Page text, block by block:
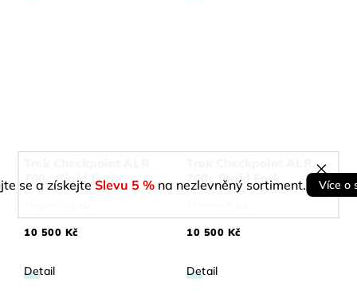
se a získejte Slevu 5 % na nezlevněný sortiment. Více o
700c Rigid Fork
10 500 Kč
Detail
700c Rigid Fork
10 500 Kč
Detail